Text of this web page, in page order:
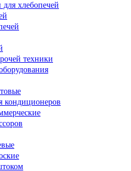
хлебопечей
техники
кондиционеров